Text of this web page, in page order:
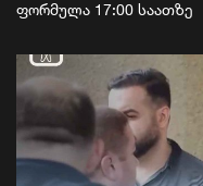
ფორმულა 17:00 საათზე